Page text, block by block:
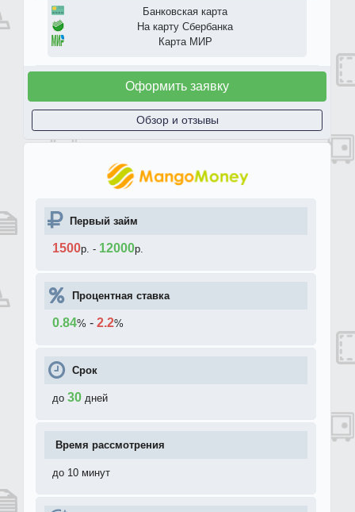
Банковская карта
На карту Сбербанка
Карта МИР
Оформить заявку
Обзор и отзывы
Первый займ
1500р. - 12000р.
Процентная ставка
0.84% - 2.2%
Срок
до 30 дней
Время рассмотрения
до 10 минут